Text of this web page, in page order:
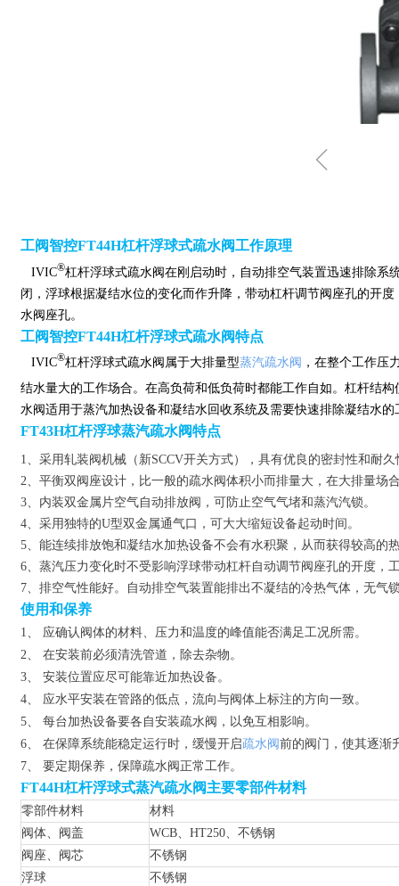
ꁆ
工阀智控FT44H杠杆浮球式疏水阀工作原理
IVIC®杠杆浮球式疏水阀在刚启动时，自动排空气装置迅速排除
闭，浮球根据凝结水位的变化而作升降，带动杠杆调节阀座孔的开
水阀座孔。
工阀智控FT44H杠杆浮球式疏水阀特点
IVIC®杠杆浮球式疏水阀属于大排量型蒸汽疏水阀 ，在整个工作压
结水量大的工作场合。在高负荷和低负荷时都能工作自如。杠杆结
水阀适用于蒸汽加热设备和凝结水回收系统及需要快速排除凝结水
FT43H杠杆浮球蒸汽疏水阀特点
1、采用轧装阀机械（新SCCV开关方式），具有优良的密封性和耐久
2、平衡双阀座设计，比一般的疏水阀体积小而排量大，在大排量场
3、内装双金属片空气自动排放阀，可防止空气气堵和蒸汽汽锁。
4、采用独特的U型双金属通气口，可大大缩短设备起动时间。
5、能连续排放饱和凝结水加热设备不会有水积聚，从而获得较高的
6、蒸汽压力变化时不受影响浮球带动杠杆自动调节阀座孔的开度，
7、排空气性能好。自动排空气装置能排出不凝结的冷热气体，无气
使用和保养
1、 应确认阀体的材料、压力和温度的峰值能否满足工况所需。
2、 在安装前必须清洗管道，除去杂物。
3、 安装位置应尽可能靠近加热设备。
4、 应水平安装在管路的低点，流向与阀体上标注的方向一致。
5、 每台加热设备要各自安装疏水阀，以免互相影响。
6、 在保障系统能稳定运行时，缓慢开启疏水阀前的阀门，使其逐渐
7、 要定期保养，保障疏水阀正常工作。
FT44H杠杆浮球式蒸汽疏水阀主要零部件材料
零部件材料
材料
阀体、阀盖
WCB、HT250、 不锈钢
阀座、阀芯
不锈钢
浮球
不锈钢